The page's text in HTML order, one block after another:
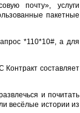
почту», услуги
пакетные
*110*10#, а для
составляет
и почитать
весёлые истории из